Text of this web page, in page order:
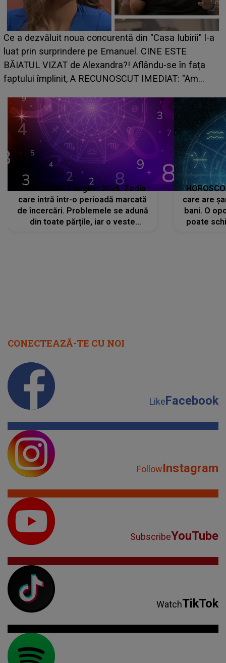
Ce a dezvăluit noua concurentă din "Casa Iubirii" l-a
luat prin surprindere pe Emanuel. CINE ESTE
BĂIATUL VIZAT de Alexandra?! Aflându-se în fața
faptului împlinit, A RECUNOSCUT IMEDIAT: "Am
HOROSCOP 7 august 2026. Zodia
care intră într-o perioadă marcată
de încercări. Problemele se adună
din toate părțile, iar o veste
care are
bani. O
poate
CONECTEAZĂ-TE CU NOI
LikeFacebook
FollowInstagram
SubscribeYouTube
WatchTikTok